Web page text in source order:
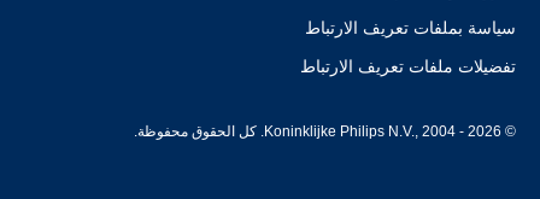
سياسة بملفات تعريف الارتباط
تفضيلات ملفات تعريف الارتباط
© Koninklijke Philips N.V., 2004 - 2026. كل الحقوق محفوظة.